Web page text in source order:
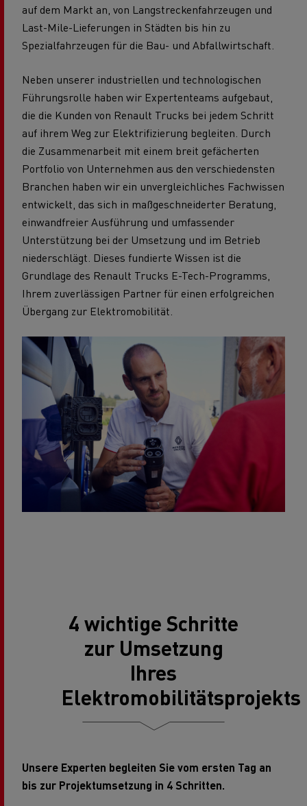
auf dem Markt an, von Langstreckenfahrzeugen und
Last-Mile-Lieferungen in Städten bis hin zu
Spezialfahrzeugen für die Bau- und Abfallwirtschaft.
Neben unserer industriellen und technologischen
Führungsrolle haben wir Expertenteams aufgebaut,
die die Kunden von Renault Trucks bei jedem Schritt
auf ihrem Weg zur Elektrifizierung begleiten. Durch
die Zusammenarbeit mit einem breit gefächerten
Portfolio von Unternehmen aus den verschiedensten
Branchen haben wir ein unvergleichliches Fachwissen
entwickelt, das sich in maßgeschneiderter Beratung,
einwandfreier Ausführung und umfassender
Unterstützung bei der Umsetzung und im Betrieb
niederschlägt. Dieses fundierte Wissen ist die
Grundlage des Renault Trucks E-Tech-Programms,
Ihrem zuverlässigen Partner für einen erfolgreichen
Übergang zur Elektromobilität.
4 wichtige Schritte
zur Umsetzung
Ihres
Elektromobilitätsprojekts
Unsere Experten begleiten Sie vom ersten Tag an
bis zur Projektumsetzung in 4 Schritten.